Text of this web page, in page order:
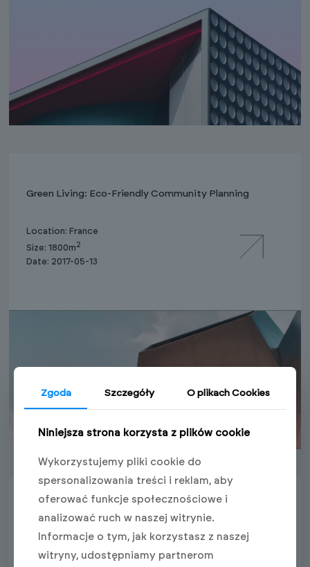
Green Living: Eco-Friendly Community Planning
Location: France
Size: 1800m2
Date: 2017-05-13
Dynamic Spaces: Modern Residential Interiors
Location: Spain
Zgoda Szczegóły O plikach Cookies
Niniejsza strona korzysta z plików cookie
Wykorzystujemy pliki cookie do
spersonalizowania treści i reklam, aby
oferować funkcje społecznościowe i
analizować ruch w naszej witrynie.
Informacje o tym, jak korzystasz z naszej
witryny, udostępniamy partnerom